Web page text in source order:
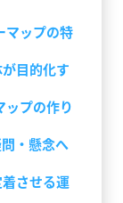
マップの特
目的化す
ップの作り
・懸念へ
させる運